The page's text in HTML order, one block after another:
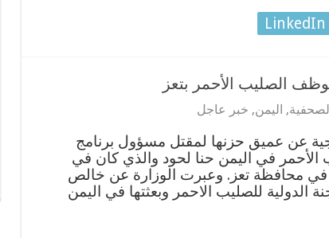
LinkedIn
الصليب الأحمر بتعز
, اليمن, خبر عاجل
عن عميق حزنها لمقتل مسؤول برنامج
الأحمر في اليمن حنا لحود والذي كان في
في محافظة تعز. وعبرت الوزارة عن خالص
الدولية للصليب الاحمر وبعثتها في اليمن